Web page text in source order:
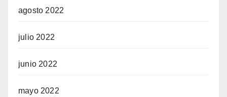
agosto 2022
julio 2022
junio 2022
mayo 2022